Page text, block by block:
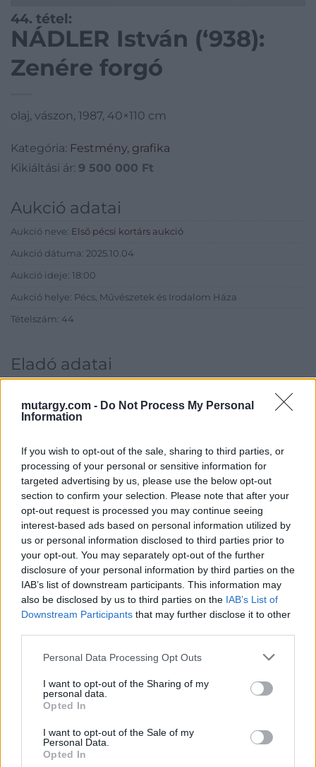
mutargy.com - Do Not Process My Personal
Information
If you wish to opt-out of the sale, sharing to third parties, or
processing of your personal or sensitive information for
targeted advertising by us, please use the below opt-out
section to confirm your selection. Please note that after your
opt-out request is processed you may continue seeing
interest-based ads based on personal information utilized by
us or personal information disclosed to third parties prior to
your opt-out. You may separately opt-out of the further
disclosure of your personal information by third parties on the
IAB’s list of downstream participants. This information may
also be disclosed by us to third parties on the IAB’s List of
Downstream Participants that may further disclose it to other
Personal Data Processing Opt Outs
I want to opt-out of the Sharing of my
personal data.
Opted In
I want to opt-out of the Sale of my
Personal Data.
Opted In
44. tétel:
NÁDLER István (‘938):
Zenére forgó
olaj, vászon, 1987, 40×110 cm
Kategória: Festmény, grafika
Kikiáltási ár: 9 500 000 Ft
Aukció adatai
Aukció neve: Első pécsi kortárs aukció
Aukció dátuma: 2025.10.04
Aukció ideje: 18:00
Aukció helye: Pécs, Művészetek és Irodalom Háza
Tételszám: 44
Eladó adatai
Cím: dr. Miseta Ildikó
7621
Nyitvatartás: Hétfő: zárva Kedd: zárva Szerda:
zárva Csütörtök: 14.00-18.00 Péntek: 14.00-
18.00 Szombat: 14.00-18.00 Vasárnap: zárva
Telefon: +36 30 2596 463
Weboldal:
https://www.ancoracontemporary.com/
Bemutatkozás: Az Ancora Contemporary Gallery 2022 tavaszán
nyílt meg Pécs belvárosában. A galéria pályakezdő, feltörekvő
és középgenerációs művészeket kéthavonta bemutató
foglalkozik, intézményi együttműködéseket épít. Az Ancora
Galéria a kulturális szcéna aktív alakítójaként lehetőséget
biztosít a legkurrensebb társadalmi-művészeti témákról folyó
párbeszédnek. A különböző szakmai és társművészeti
események, workshopok kontextusokat rajzolnak az alkotások
GALÉRIA TOVÁBBI MŰTÁRGYAI